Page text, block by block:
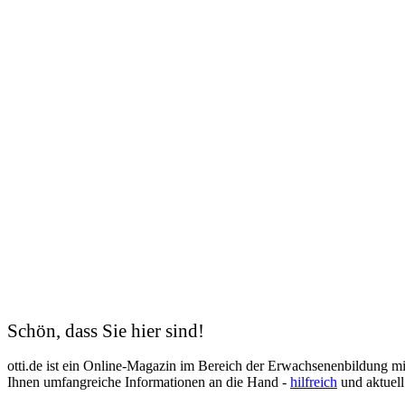
Management
Maschinen- und Anlagenführer
Mechatroniker
Mediation
Mediengestalter
Schön, dass Sie hier sind!
otti.de ist ein Online-Magazin im Bereich der Erwachsenenbildung
Ihnen umfangreiche Informationen an die Hand - hilfreich und